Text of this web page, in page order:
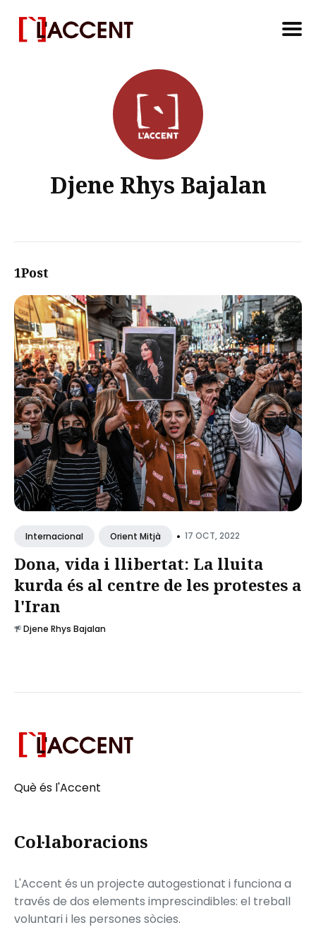
Djene Rhys Bajalan
1Post
Internacional Orient Mitjà • 17 OCT, 2022
Dona, vida i llibertat: La lluita
kurda és al centre de les protestes a
l'Iran
Djene Rhys Bajalan
Què és l'Accent
Col·laboracions
L'Accent és un projecte autogestionat i funciona a
través de dos elements imprescindibles: el treball
voluntari i les persones sòcies.